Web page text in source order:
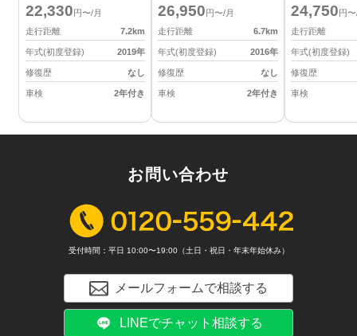
22,330円〜/月
走行距離
7.2km
年式(初度登録) 2019年
修復歴 なし
車検 2年付き
26,950円〜/月
走行距離
6.7km
年式(初度登録) 2016年
修復歴 なし
車検 2年付き
24,750円
走行距離
年式(初度登録)
修復歴
車検
お問い合わせ
受付時間：平日 10:00〜19:00（土日・祝日・年末年始休み）
メールフォームで相談する
LINEでチャット相談する